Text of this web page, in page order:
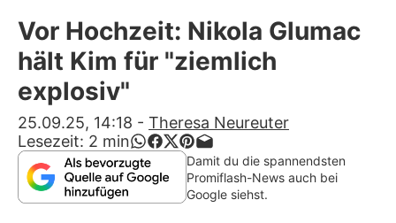
Stars
Filme & Serien
Lifestyle
Familie & Liebe
Promiflash Exklusiv
Vor Hochzeit: Nikola Glumac
hält Kim für "ziemlich
explosiv"
25.09.25, 14:18 - Theresa Neureuter
Lesezeit: 2 min
Damit du die spannendsten
Promiflash-News auch bei
Google siehst.